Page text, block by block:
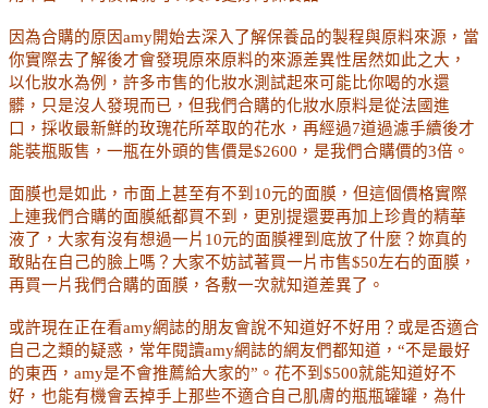
因為合購的原因amy開始去深入了解保養品的製程與原料來源，當
你實際去了解後才會發現原來原料的來源差異性居然如此之大，
以化妝水為例，許多市售的化妝水測試起來可能比你喝的水還
髒，只是沒人發現而已，但我們合購的化妝水原料是從法國進
口，採收最新鮮的玫瑰花所萃取的花水，再經過7道過濾手續後才
能裝瓶販售，一瓶在外頭的售價是$2600，是我們合購價的3倍。
面膜也是如此，市面上甚至有不到10元的面膜，但這個價格實際
上連我們合購的面膜紙都買不到，更別提還要再加上珍貴的精華
液了，大家有沒有想過一片10元的面膜裡到底放了什麼？妳真的
敢貼在自己的臉上嗎？大家不妨試著買一片市售$50左右的面膜，
再買一片我們合購的面膜，各敷一次就知道差異了。
或許現在正在看amy網誌的朋友會說不知道好不好用？或是否適合
自己之類的疑惑，常年閱讀amy網誌的網友們都知道，“不是最好
的東西， amy是不會推薦給大家的”。花不到 $500就能知道好不
好，也能有機會丟掉手上那些不適合自己肌膚的瓶瓶罐罐 ，為什